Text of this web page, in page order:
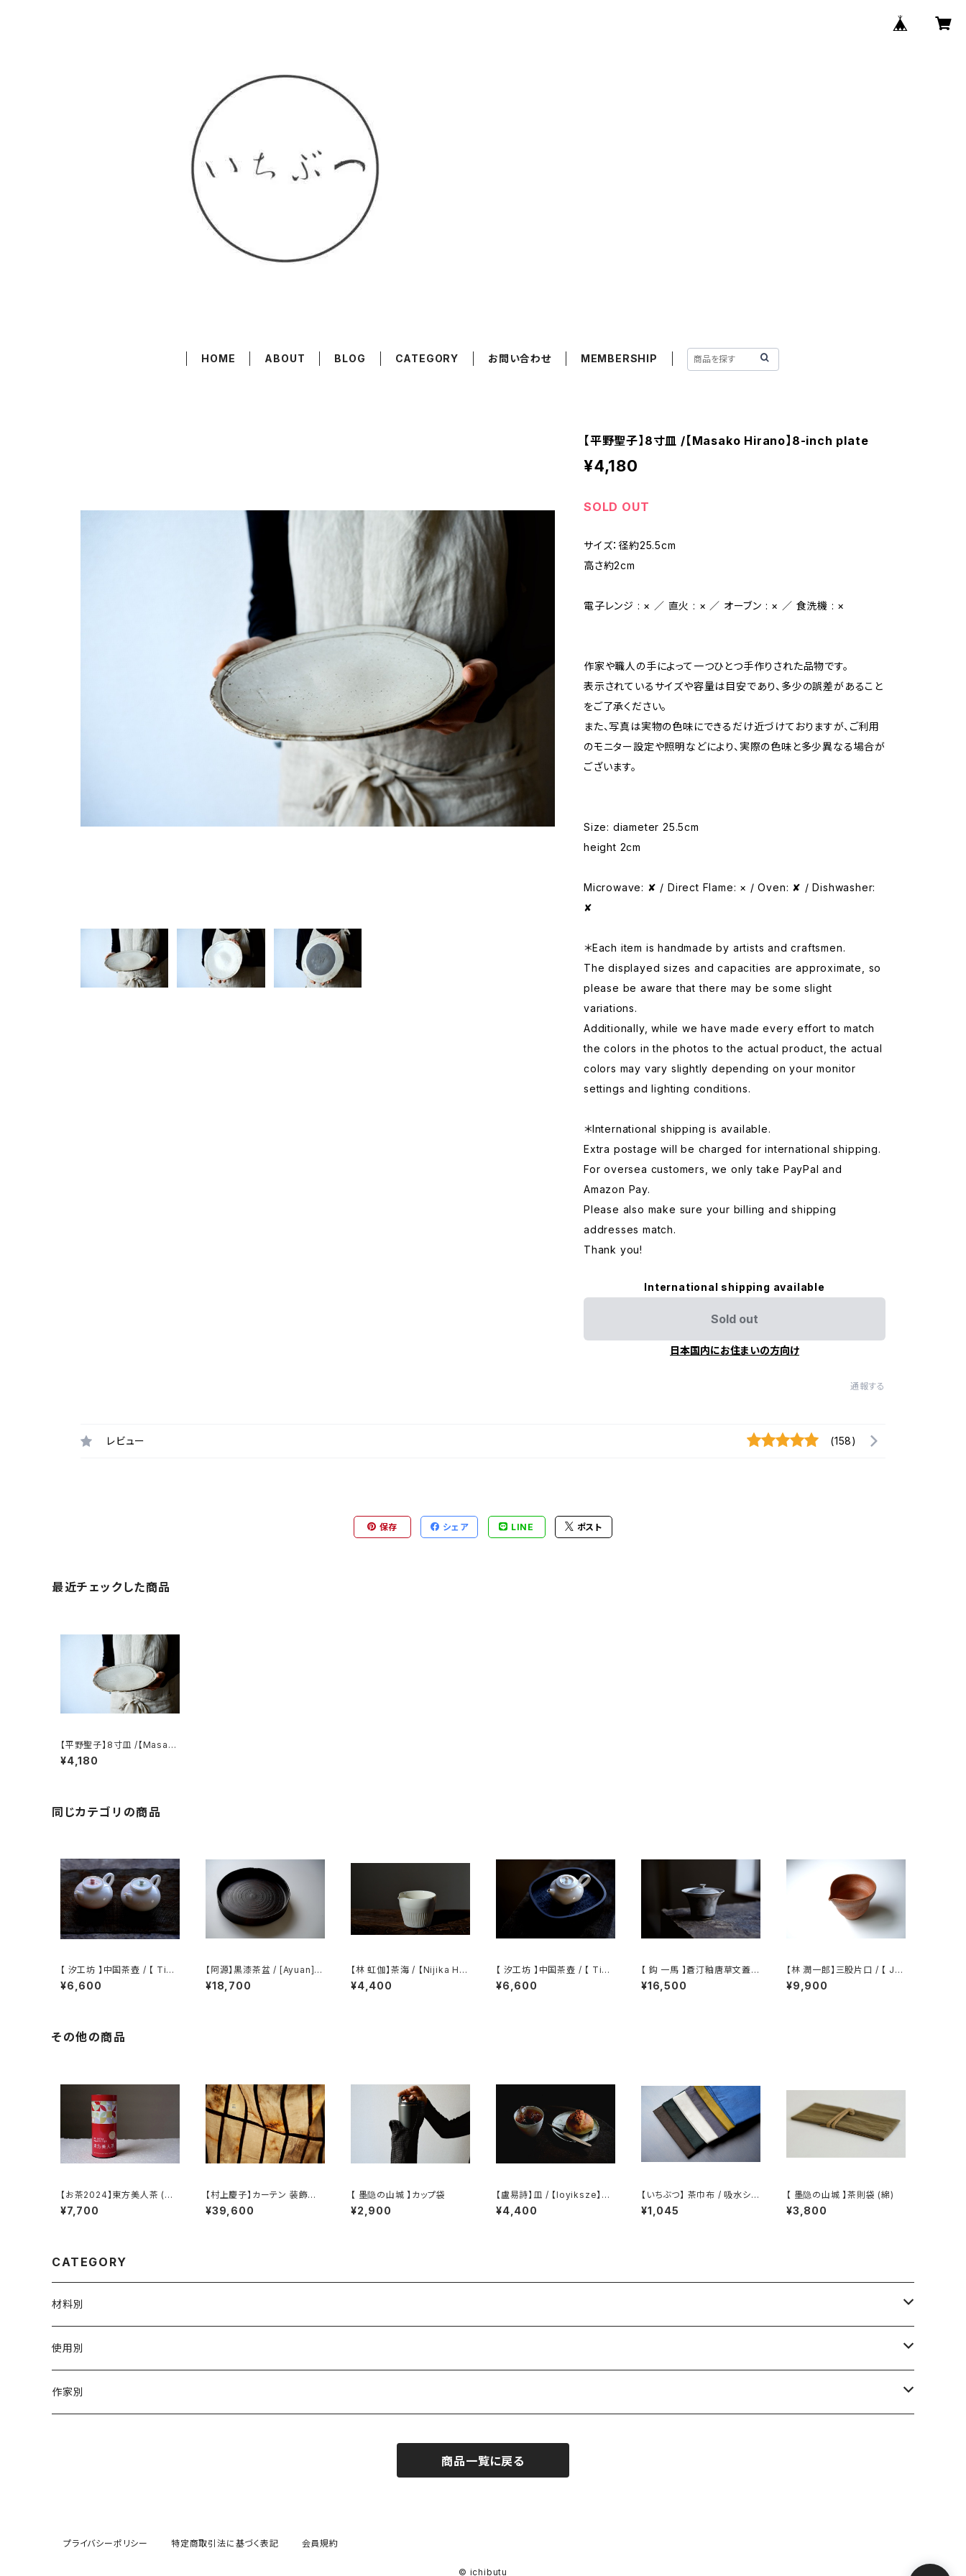
HOME ABOUT BLOG CATEGORY お問い合わせ MEMBERSHIP
【平野聖子】8寸皿 /【Masako Hirano】8-inch plate
¥4,180
SOLD OUT
サイズ：径約25.5cm
高さ約2cm
電子レンジ : × ／ 直火 : × ／ オーブン : × ／ 食洗機 : ×
作家や職人の手によって一つひとつ手作りされた品物です。
表示されているサイズや容量は目安であり、多少の誤差があること
をご了承ください。
また、写真は実物の色味にできるだけ近づけておりますが、ご利用
のモニター設定や照明などにより、実際の色味と多少異なる場合が
ございます。
Size: diameter 25.5cm
height 2cm
Microwave: ✘ / Direct Flame: × / Oven: ✘ / Dishwasher:
✘
＊Each item is handmade by artists and craftsmen.
The displayed sizes and capacities are approximate, so
please be aware that there may be some slight
variations.
Additionally, while we have made every effort to match
the colors in the photos to the actual product, the actual
colors may vary slightly depending on your monitor
settings and lighting conditions.
＊International shipping is available.
Extra postage will be charged for international shipping.
For oversea customers, we only take PayPal and
Amazon Pay.
Please also make sure your billing and shipping
addresses match.
Thank you!
International shipping available
Sold out
日本国内にお住まいの方向け
通報する
レビュー (158)
保存 シェア LINE ポスト
最近チェックした商品
【平野聖子】8寸皿 /【Masak
o Hirano】8-inch plate
¥4,180
同じカテゴリの商品
【 汐工坊 】中国茶壺 / 【 Tida
l Atelier 】Chinese teapot
¥6,600
【阿源】黒漆茶盆 / [Ayuan] B
lack Lacquer Tea Tray
¥18,700
【林 虹伽】茶海 / 【Nijika Ha
yashi 】tea pitcher
¥4,400
【 汐工坊 】中国茶壺 / 【 Tida
l Atelier 】Chinese teapot
¥6,600
【 鈎 一馬 】蒼汀釉唐草文蓋碗
/ 【 kazuma magari 】Gaiw
an
¥16,500
【林 潤一郎】三股片口 / 【 Ju
nichiro Hayashi 】Katakuc
hi
¥9,900
その他の商品
【お茶2024】東方美人茶 (台
湾)
¥7,700
【村上慶子】カーテン 装飾布 /
【sabi-nuno】tablecloth st
ole
¥39,600
【 墨隐の山城 】カップ袋
¥2,900
【盧易詩】皿 / 【loyiksze】pl
ate
¥4,400
【いちぶつ】 茶巾布 / 吸水シー
ト (カビが生えない)
¥1,045
【 墨隐の山城 】茶則袋 (綿)
¥3,800
CATEGORY
材料別
陶磁器
ガラス
使用別
茶壺 急须 土瓶
作家別
商品一覧に戻る
プライバシーポリシー 特定商取引法に基づく表記 会員規約
© ichibutu